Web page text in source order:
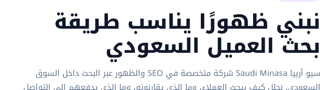
نبني ظهورًا يناسب طريقة
بحث العميل السعودي
سيو أربيا Saudi Minasa شركة متخصصة في SEO والظهور عبر البحث داخل السوق